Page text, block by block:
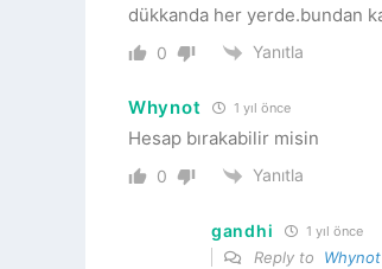
dükkanda her yerde.bundan
0 Yanıtla
Whynot 1 yıl önce
Hesap bırakabilir misin
0 Yanıtla
gandhi 1 yıl önce
Reply to Whynot